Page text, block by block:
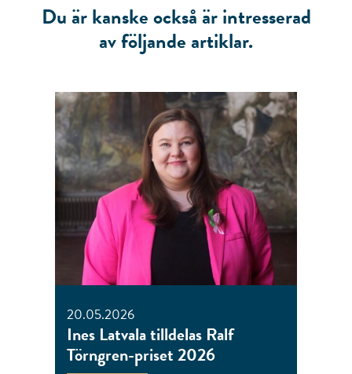
Du är kanske också är intresserad
av följande artiklar.
20.05.2026
Ines Latvala tilldelas Ralf
Törngren-priset 2026